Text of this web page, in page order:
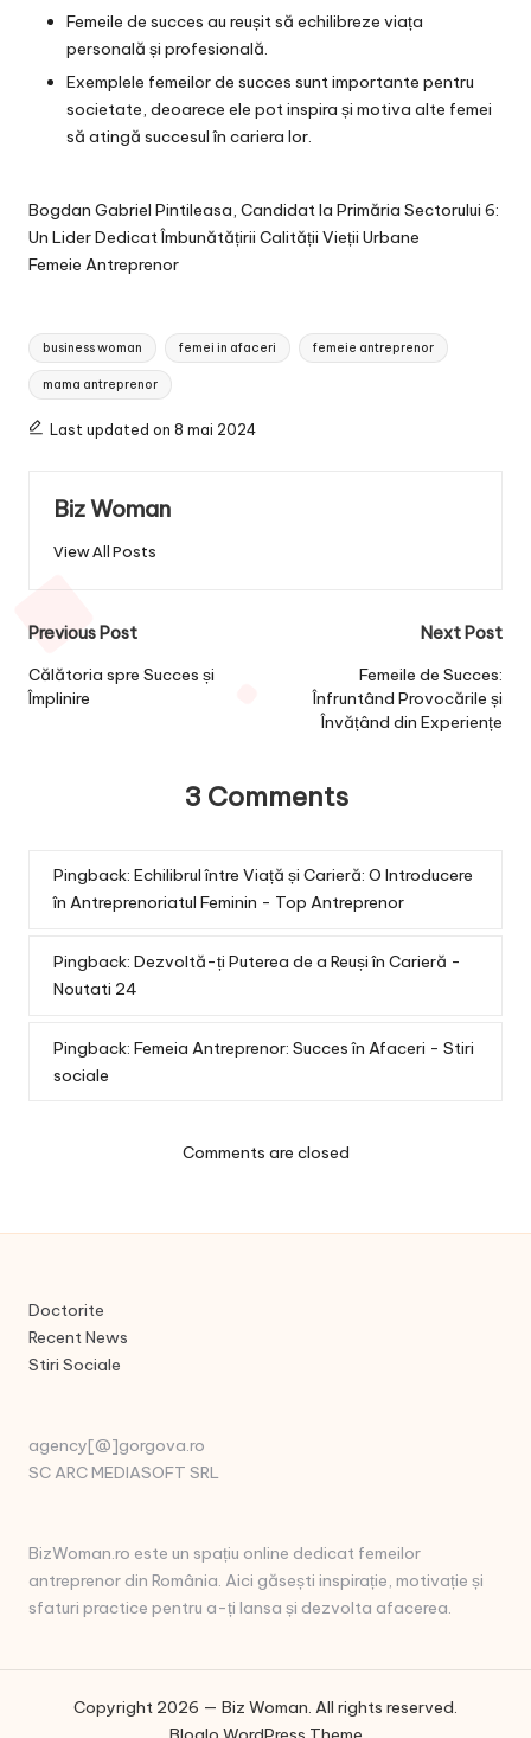
Femeile de succes au reușit să echilibreze viața
personală și profesională.
Exemplele femeilor de succes sunt importante pentru
societate, deoarece ele pot inspira și motiva alte femei
să atingă succesul în cariera lor.
Bogdan Gabriel Pintileasa, Candidat la Primăria Sectorului 6:
Un Lider Dedicat Îmbunătățirii Calității Vieții Urbane
Femeie Antreprenor
Tags:
business woman femei in afaceri femeie antreprenor
mama antreprenor
Last updated on 8 mai 2024
Biz Woman
View All Posts
Post
navigation
Previous Post
Călătoria spre Succes și
Împlinire
Next Post
Femeile de Succes:
Înfruntând Provocările și
Învățând din Experiențe
3 Comments
Pingback: Echilibrul între Viață și Carieră: O Introducere
în Antreprenoriatul Feminin - Top Antreprenor
Pingback: Dezvoltă-ți Puterea de a Reuși în Carieră -
Noutati 24
Pingback: Femeia Antreprenor: Succes în Afaceri - Stiri
sociale
Comments are closed
Doctorite
Recent News
Stiri Sociale
agency[@]gorgova.ro
SC ARC MEDIASOFT SRL
BizWoman.ro este un spațiu online dedicat femeilor
antreprenor din România. Aici găsești inspirație, motivație și
sfaturi practice pentru a-ți lansa și dezvolta afacerea.
Copyright 2026 — Biz Woman. All rights reserved.